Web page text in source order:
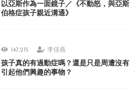
以亞斯作為一面鏡子／《不動怒，與亞斯
伯格症孩子親近溝通》
147,215 李佳燕
孩子真的有過動症嗎？還是只是周遭沒有
引起他們興趣的事物？